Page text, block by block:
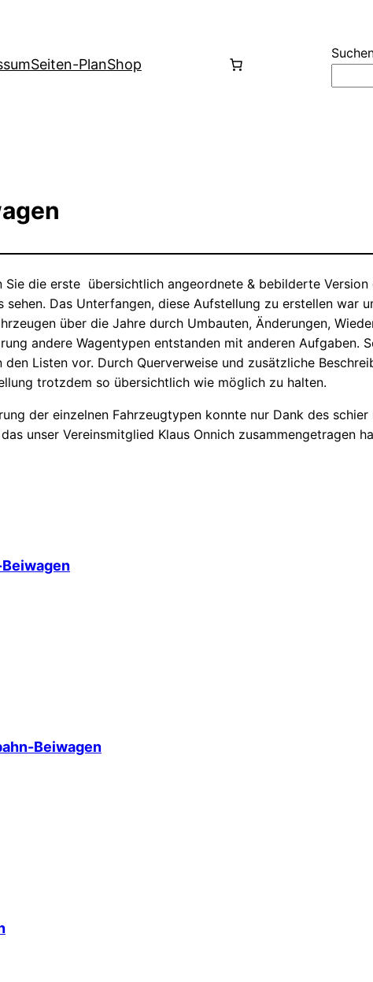
Seiten-PlanShop
Sie die erste übersichtlich angeordnete & bebilderte Version
sehen. Das Unterfangen, diese Aufstellung zu erstellen war
über die Jahre durch Umbauten, Änderungen,
andere Wagentypen entstanden mit anderen Aufgaben.
den Listen vor. Durch Querverweise und zusätzliche
trotzdem so übersichtlich wie möglich zu halten.
der einzelnen Fahrzeugtypen konnte nur Dank des
unser Vereinsmitglied Klaus Onnich zusammengetragen
Beiwagen